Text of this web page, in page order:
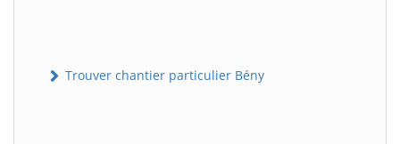
Trouver chantier particulier Bény